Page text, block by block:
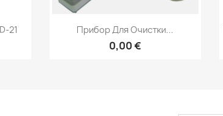
21 Быстрый просмотр
Прибор Для Очистки...
0,00 €